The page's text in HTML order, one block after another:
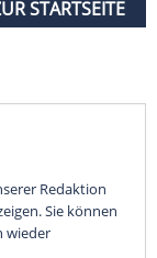
STARTSEITE
Redaktion
Sie können
wieder